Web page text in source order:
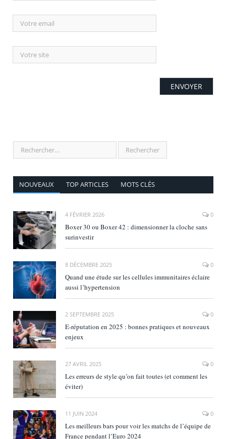
NOUVEAUX TOP ARTICLES MOTS CLÉS
4 FÉVRIER 2026 0
Boxer 30 ou Boxer 42 : dimensionner la cloche sans
surinvestir
8 DÉCEMBRE 2025 0
Quand une étude sur les cellules immunitaires éclaire
aussi l’hypertension
2 SEPTEMBRE 2025 0
E‑réputation en 2025 : bonnes pratiques et nouveaux
enjeux
27 AVRIL 2025 0
Les erreurs de style qu’on fait toutes (et comment les
éviter)
11 JUIN 2024 0
Les meilleurs bars pour voir les matchs de l’équipe de
France pendant l’Euro 2024